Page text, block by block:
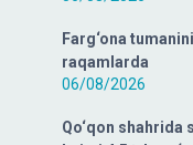
Farg‘ona
raqamlarda
06/08/2026
Qo‘qon shahrida